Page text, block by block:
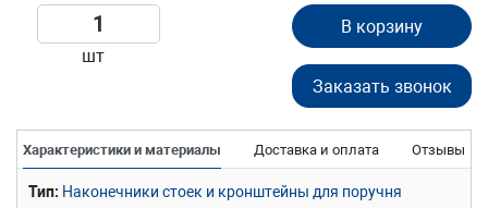
шт
В корзину
Заказать звонок
Характеристики и материалы Доставка и оплата Отзывы
Тип Наконечники стоек и кронштейны для поручня